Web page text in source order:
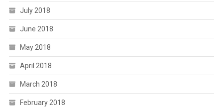
July 2018
June 2018
May 2018
April 2018
March 2018
February 2018